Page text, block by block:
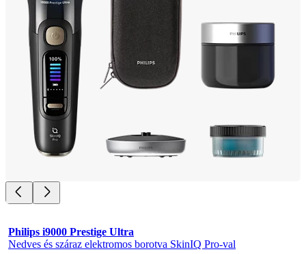
Philips i9000 Prestige Ultra
Nedves és száraz elektromos borotva SkinIQ Pro-val